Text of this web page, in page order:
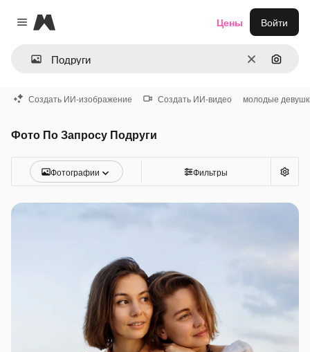
Close menu
Magnific
ОчиститьПоиск
Цены Войти
Создать ИИ-изображение Создать ИИ-видео молодые
Фото По Запросу Подруги
Фотографии Фильтры